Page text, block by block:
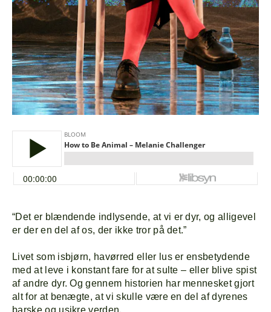
“Det er blændende indlysende, at vi er dyr, og alligevel
er der en del af os, der ikke tror på det.”
Livet som isbjørn, havørred eller lus er ensbetydende
med at leve i konstant fare for at sulte – eller blive spist
af andre dyr. Og gennem historien har mennesket gjort
alt for at benægte, at vi skulle være en del af dyrenes
barske og usikre verden.